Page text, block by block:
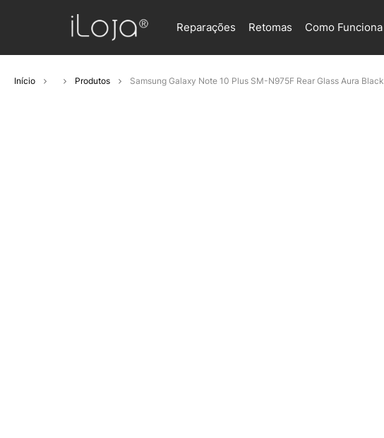
Reparações Retomas Como Funciona
Início Produtos Samsung Galaxy Note 10 Plus SM-N975F Rear Glass Aura Black